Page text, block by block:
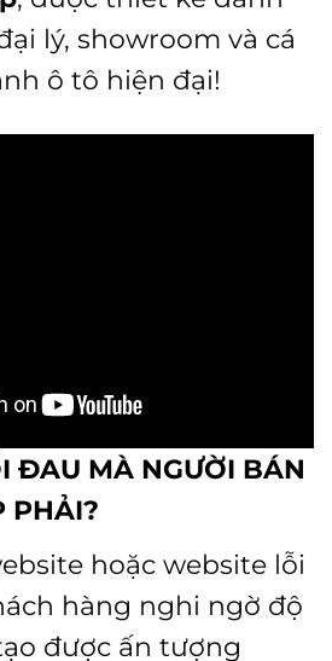
lý, showroom và cá
ô tô hiện đại!
ĐAU MÀ NGƯỜI BÁN
PHẢI?
hoặc website lỗi
hàng nghi ngờ độ
được ấn tượng